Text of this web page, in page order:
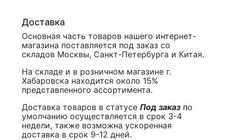
Доставка
Основная часть товаров нашего интернет-
магазина поставляется под заказ со
складов Москвы, Санкт-Петербурга и Китая.
На складе и в розничном магазине г.
Хабаровска находится около 15%
представленного ассортимента.
Доставка товаров в статусе Под заказ по
умолчанию осуществляется в срок 3-4
недели, также возможна ускоренная
доставка в срок 9-12 дней.